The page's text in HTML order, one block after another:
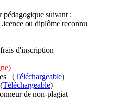
pédagogique suivant :
ou diplôme reconnu
d'inscription
)
(Téléchargeable)
Téléchargeable)
de non-plagiat